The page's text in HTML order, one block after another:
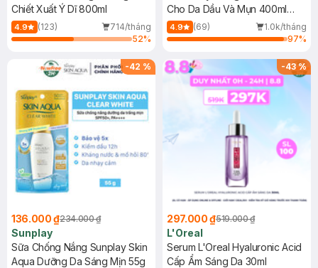
Chiết Xuất Ý Dĩ 800ml
4.9 (123)
714/tháng
52%
Cho Da Dầu Và Mụn 400ml
(Mới)
4.9 (69)
1.0k/tháng
97%
-42 %
136.000 ₫234.000 ₫
Sunplay
Sữa Chống Nắng Sunplay Skin
Aqua Dưỡng Da Sáng Mịn 55g
-43%
297.000 ₫519.000 ₫
L'Oreal
Serum L'Oreal Hyaluronic Acid
Cấp Ẩm Sáng Da 30ml